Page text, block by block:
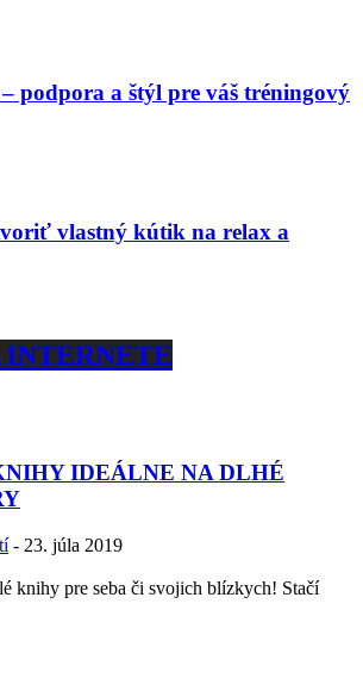
podpora a štýl pre váš tréningový
vlastný kútik na relax a
INTERNETE
IDEÁLNE NA DLHÉ
- 23. júla 2019
knihy pre seba či svojich blízkych! Stačí